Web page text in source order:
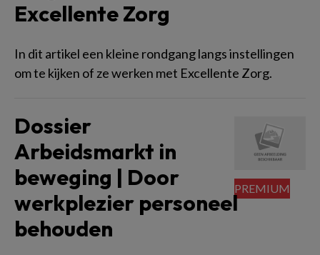
Excellente Zorg
In dit artikel een kleine rondgang langs instellingen
om te kijken of ze werken met Excellente Zorg.
Dossier
Arbeidsmarkt in
beweging | Door
werkplezier personeel
behouden